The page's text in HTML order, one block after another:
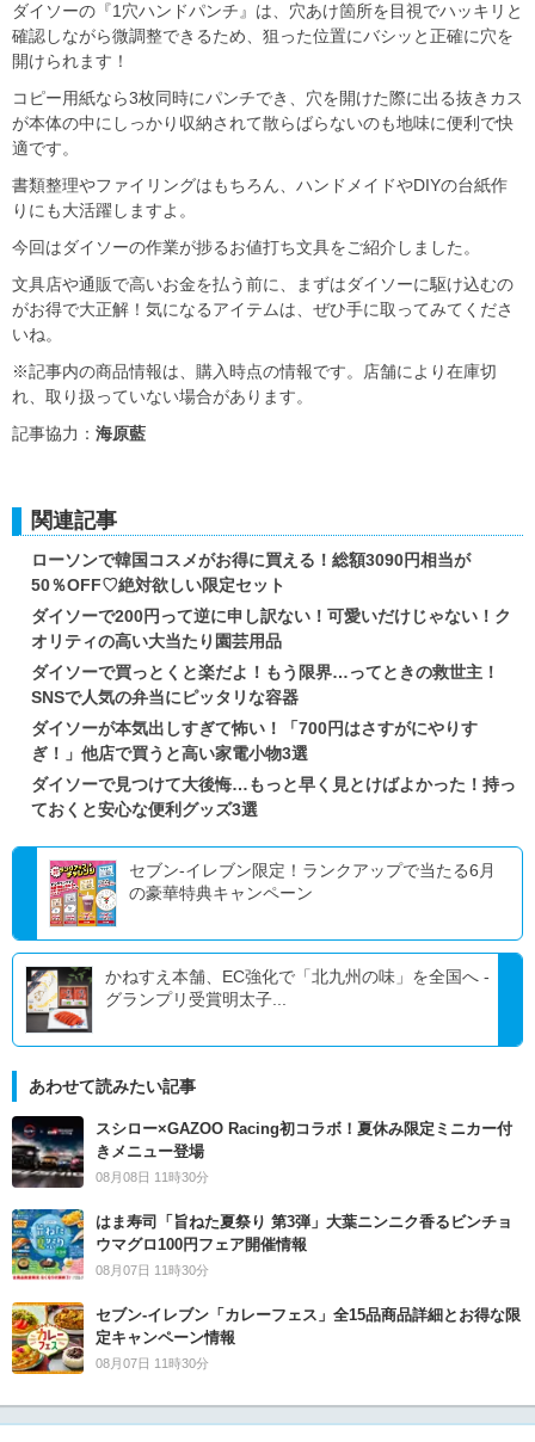
ダイソーの『1穴ハンドパンチ』は、穴あけ箇所を目視でハッキリと
確認しながら微調整できるため、狙った位置にバシッと正確に穴を
開けられます！
コピー用紙なら3枚同時にパンチでき、穴を開けた際に出る抜きカス
が本体の中にしっかり収納されて散らばらないのも地味に便利で快
適です。
書類整理やファイリングはもちろん、ハンドメイドやDIYの台紙作
りにも大活躍しますよ。
今回はダイソーの作業が捗るお値打ち文具をご紹介しました。
文具店や通販で高いお金を払う前に、まずはダイソーに駆け込むの
がお得で大正解！気になるアイテムは、ぜひ手に取ってみてくださ
いね。
※記事内の商品情報は、購入時点の情報です。店舗により在庫切
れ、取り扱っていない場合があります。
記事協力： 海原藍
関連記事
ローソンで韓国コスメがお得に買える！総額3090円相当が
50％OFF♡絶対欲しい限定セット
ダイソーで200円って逆に申し訳ない！可愛いだけじゃない！ク
オリティの高い大当たり園芸用品
ダイソーで買っとくと楽だよ！もう限界…ってときの救世主！
SNSで人気の弁当にピッタリな容器
ダイソーが本気出しすぎて怖い！「700円はさすがにやりす
ぎ！」他店で買うと高い家電小物3選
ダイソーで見つけて大後悔…もっと早く見とけばよかった！持っ
ておくと安心な便利グッズ3選
セブン‐イレブン限定！ランクアップで当たる6月
の豪華特典キャンペーン
かねすえ本舗、EC強化で「北九州の味」を全国へ -
グランプリ受賞明太子...
あわせて読みたい記事
スシロー×GAZOO Racing初コラボ！夏休み限定ミニカー付
きメニュー登場
08月08日 11時30分
はま寿司「旨ねた夏祭り 第3弾」大葉ニンニク香るビンチョ
ウマグロ100円フェア開催情報
08月07日 11時30分
セブン‐イレブン「カレーフェス」全15品商品詳細とお得な限
定キャンペーン情報
08月07日 11時30分